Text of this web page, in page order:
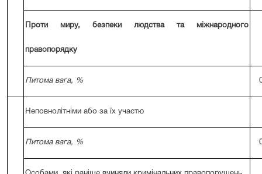
Проти миру, безпеки людства та міжнародного
правопорядку
Питома вага, %
Неповнолітніми або за їх участю
Питома вага, %